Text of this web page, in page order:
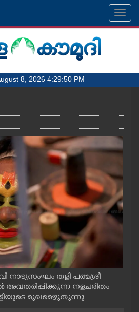
8, 2026 4:29:50 PM
നാട്യസംഘം തളി പത്മശ്രീ
നളചരിതം
മുഖമെഴുതുന്നു